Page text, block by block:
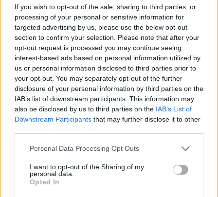
If you wish to opt-out of the sale, sharing to third parties, or
processing of your personal or sensitive information for
targeted advertising by us, please use the below opt-out
section to confirm your selection. Please note that after your
opt-out request is processed you may continue seeing
interest-based ads based on personal information utilized by
us or personal information disclosed to third parties prior to
your opt-out. You may separately opt-out of the further
disclosure of your personal information by third parties on the
IAB’s list of downstream participants. This information may
also be disclosed by us to third parties on the IAB’s List of
Downstream Participants that may further disclose it to other
Personal Data Processing Opt Outs
I want to opt-out of the Sharing of my
personal data.
Opted In
20:07
Ρέθυμνο: Φωτιά σε σπίτι προκάλεσε αναστάτωση στην
Καλλιθέα
19:59
Μαρούσι: Συνελήφθη 35χρονος με 106 συσκευασίες
χασίς σε προαύλιο χώρο σχολείου
19:55
Πάτρα: Θρήνος για μωράκι μόλις 8 ημερών –
Νοσηλευόταν στη ΜΕΘ Νεογνών
Καταβλήθηκαν 33.579.900 εκατ. ευρώ για την αγορά
19:42